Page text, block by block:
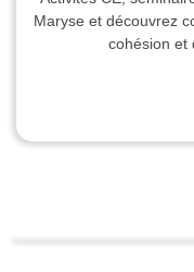
Maryse et découvrez
cohésion et